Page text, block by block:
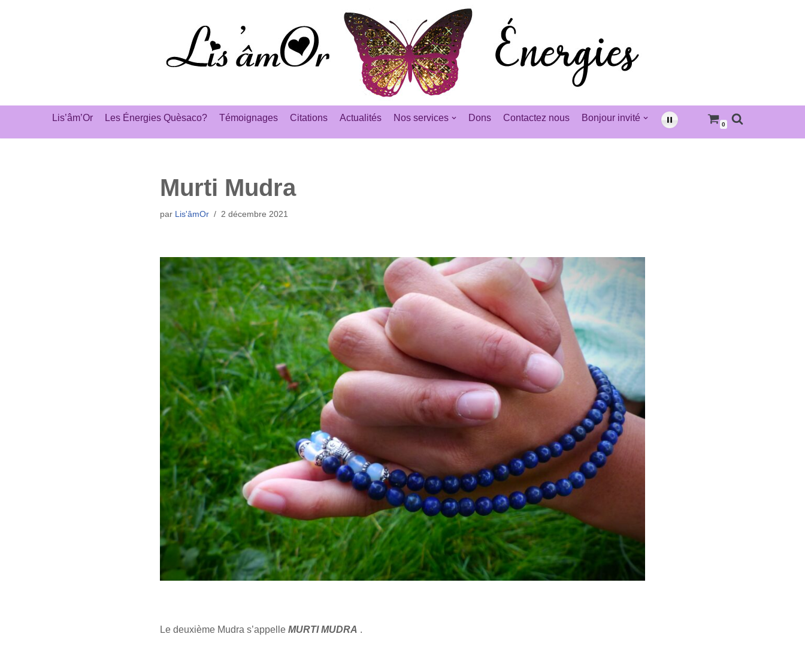
Lis’âm’Or Les Énergies Quèsaco? Témoignages Citations Actualités Nos services Dons Contactez nous Bonjour invité
0
Murti Mudra
par Lis'âmOr 2 décembre 2021
Le deuxième Mudra s’appelle MURTI MUDRA .